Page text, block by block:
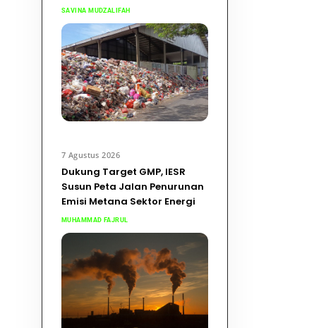
SAVINA MUDZALIFAH
7 Agustus 2026
Dukung Target GMP, IESR
Susun Peta Jalan Penurunan
Emisi Metana Sektor Energi
MUHAMMAD FAJRUL